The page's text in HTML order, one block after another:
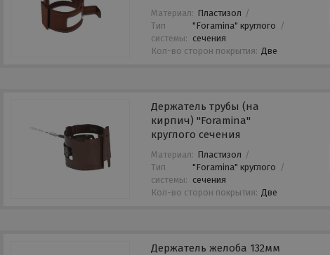
Материал: Пластизол /
Тип
системы:
"Foramina" круглого
сечения
/
Кол-во сторон покрытия: Две
Держатель трубы (на
кирпич) "Foramina"
круглого сечения
Материал: Пластизол /
Тип
системы:
"Foramina" круглого
сечения
/
Кол-во сторон покрытия: Две
Держатель желоба 132мм